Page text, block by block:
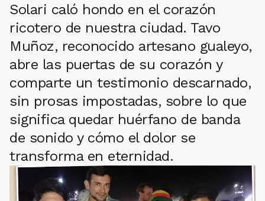
Solari caló hondo en el corazón
ricotero de nuestra ciudad. Tavo
Muñoz, reconocido artesano gualeyo,
abre las puertas de su corazón y
comparte un testimonio descarnado,
sin prosas impostadas, sobre lo que
significa quedar huérfano de banda
de sonido y cómo el dolor se
transforma en eternidad.